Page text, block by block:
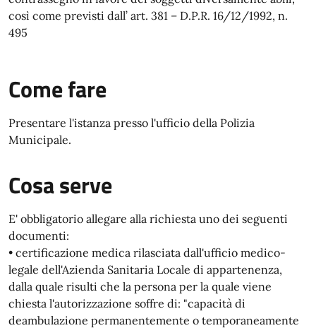
così come previsti dall’ art. 381 – D.P.R. 16/12/1992, n.
495
Come fare
Presentare l'istanza presso l'ufficio della Polizia
Municipale.
Cosa serve
E' obbligatorio allegare alla richiesta uno dei seguenti
documenti:
• certificazione medica rilasciata dall'ufficio medico-
legale dell'Azienda Sanitaria Locale di appartenenza,
dalla quale risulti che la persona per la quale viene
chiesta l'autorizzazione soffre di: "capacità di
deambulazione permanentemente o temporaneamente